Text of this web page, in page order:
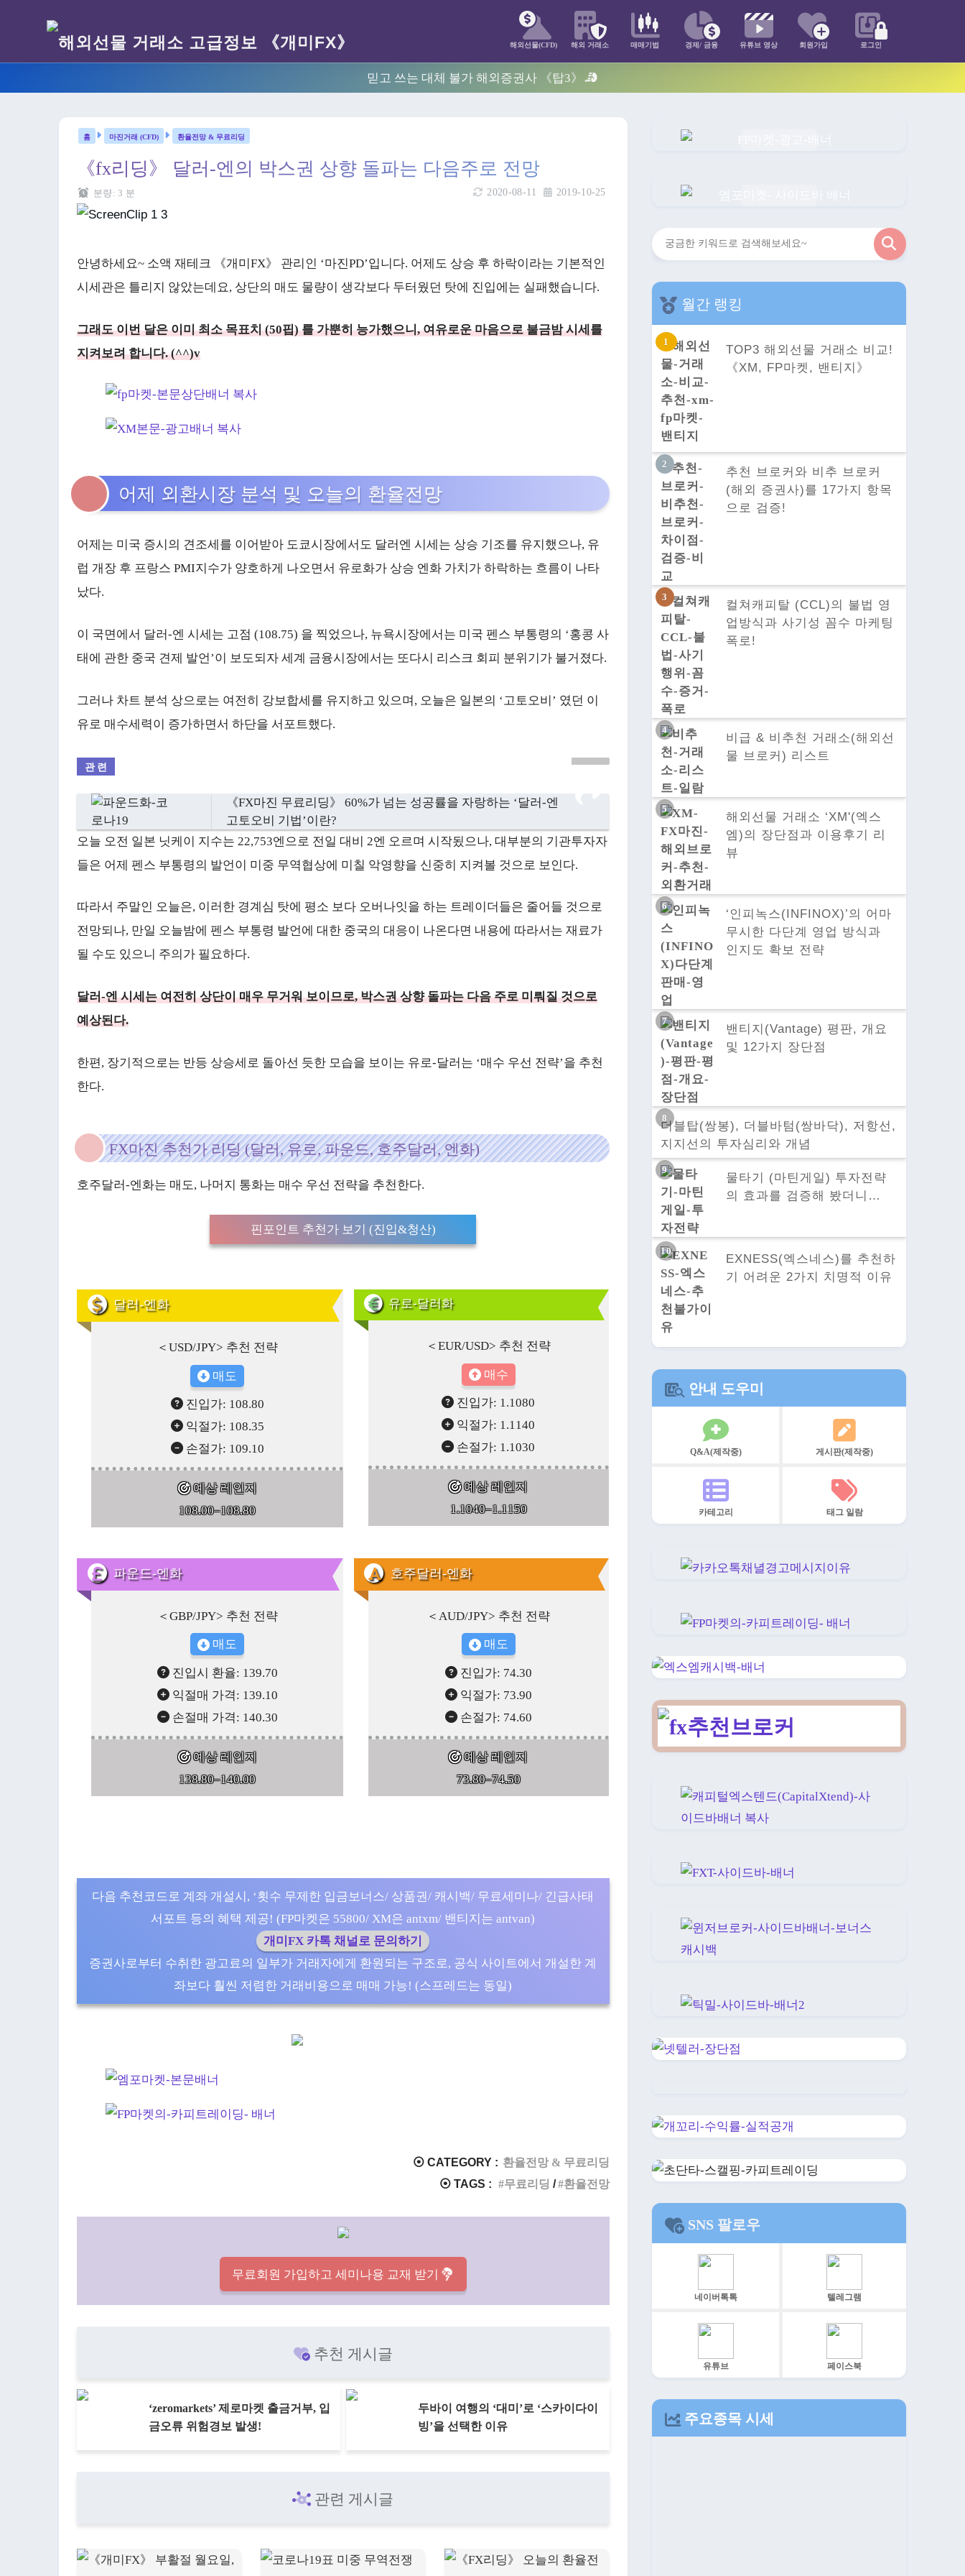
해외선물(CFD) 해외 거래소 매매기법 경제/ 금융 유튜브 영상 회원가입 로그인
믿고 쓰는 대체 불가 해외증권사 《탑3》
마진거래 (CFD) 환율전망 & 무료리딩
《fx리딩》 달러-엔의 박스권 상향 돌파는 다음주로 전망
2019-10-25
2020-08-11
분량: 3 분
안녕하세요~ 소액 재테크 《개미FX》 관리인 ‘마진PD’입니다. 어제도 상승 후 하락이라는 기본적인
시세관은 틀리지 않았는데요, 상단의 매도 물량이 생각보다 두터웠던 탓에 진입에는 실패했습니다.
그래도 이번 달은 이미 최소 목표치 (50핍) 를 가뿐히 능가했으니, 여유로운 마음으로 불금밤 시세를
지켜보려 합니다. (^^)v
어제 외환시장 분석 및 오늘의 환율전망
어제는 미국 증시의 견조세를 이어받아 도쿄시장에서도 달러엔 시세는 상승 기조를 유지했으나, 유
럽 개장 후 프랑스 PMI지수가 양호하게 나오면서 유로화가 상승 엔화 가치가 하락하는 흐름이 나타
났다.
이 국면에서 달러-엔 시세는 고점 (108.75) 을 찍었으나, 뉴욕시장에서는 미국 펜스 부통령의 ‘홍콩 사
태에 관한 중국 견제 발언’이 보도되자 세계 금융시장에서는 또다시 리스크 회피 분위기가 불거졌다.
그러나 차트 분석 상으로는 여전히 강보합세를 유지하고 있으며, 오늘은 일본의 ‘고토오비’ 였던 이
유로 매수세력이 증가하면서 하단을 서포트했다.
《FX마진 무료리딩》 60%가 넘는 성공률을 자랑하는 ‘달러-엔
고토오비 기법’이란?
오늘 오전 일본 닛케이 지수는 22,753엔으로 전일 대비 2엔 오르며 시작됬으나, 대부분의 기관투자자
들은 어제 펜스 부통령의 발언이 미중 무역협상에 미칠 악영향을 신중히 지켜볼 것으로 보인다.
따라서 주말인 오늘은, 이러한 경계심 탓에 평소 보다 오버나잇을 하는 트레이더들은 줄어들 것으로
전망되나, 만일 오늘밤에 펜스 부통령 발언에 대한 중국의 대응이 나온다면 내용에 따라서는 재료가
될 수도 있으니 주의가 필요하다.
달러-엔 시세는 여전히 상단이 매우 무거워 보이므로, 박스권 상향 돌파는 다음 주로 미뤄질 것으로
예상된다.
한편, 장기적으로는 반등 상승세로 돌아선 듯한 모습을 보이는 유로-달러는 ‘매수 우선 전략’을 추천
한다.
FX마진 추천가 리딩 (달러, 유로, 파운드, 호주달러, 엔화)
호주달러-엔화는 매도, 나머지 통화는 매수 우선 전략을 추천한다.
핀포인트 추천가 보기 (진입&청산)
달러-엔화
＜USD/JPY> 추천 전략
매도
진입가: 108.80
익절가: 108.35
손절가: 109.10
예상 레인지
108.00–108.80
유로-달러화
＜EUR/USD> 추천 전략
매수
진입가: 1.1080
익절가: 1.1140
손절가: 1.1030
예상 레인지
1.1040–1.1150
파운드-엔화
＜GBP/JPY> 추천 전략
매도
진입시 환율: 139.70
익절매 가격: 139.10
손절매 가격: 140.30
예상 레인지
138.80–140.00
호주달러-엔화
＜AUD/JPY> 추천 전략
매도
진입가: 74.30
익절가: 73.90
손절가: 74.60
예상 레인지
73.80–74.50
다음 추천코드로 계좌 개설시, ‘횟수 무제한 입금보너스/ 상품권/ 캐시백/ 무료세미나/ 긴급사태
서포트 등의 혜택 제공! (FP마켓은 55800/ XM은 antxm/ 밴티지는 antvan)
개미FX 카톡 채널로 문의하기
증권사로부터 수취한 광고료의 일부가 거래자에게 환원되는 구조로, 공식 사이트에서 개설한 계
좌보다 훨씬 저렴한 거래비용으로 매매 가능! (스프레드는 동일)
⦿ CATEGORY : 환율전망 & 무료리딩
⦿ TAGS :
무료리딩 환율전망
무료회원 가입하고 세미나용 교재 받기
추천 게시글
‘zeromarkets’ 제로마켓 출금거부, 입
금오류 위험경보 발생!
두바이 여행의 ‘대미’로 ‘스카이다이
빙’을 선택한 이유
관련 게시글
검
월간 랭킹
TOP3 해외선물 거래소 비교!
《XM, FP마켓, 밴티지》
추천 브로커와 비추 브로커
(해외 증권사)를 17가지 항목
으로 검증!
컬쳐캐피탈 (CCL)의 불법 영
업방식과 사기성 꼼수 마케팅
폭로!
비급 & 비추천 거래소(해외선
물 브로커) 리스트
해외선물 거래소 ‘XM'(엑스
엠)의 장단점과 이용후기 리
뷰
‘인피녹스(INFINOX)’의 어마
무시한 다단계 영업 방식과
인지도 확보 전략
밴티지(Vantage) 평판, 개요
및 12가지 장단점
더블탑(쌍봉), 더블바텀(쌍바닥), 저항선,
지지선의 투자심리와 개념
물타기 (마틴게일) 투자전략
의 효과를 검증해 봤더니…
EXNESS(엑스네스)를 추천하
기 어려운 2가지 치명적 이유
안내 도우미
Q&A(제작중) 게시판(제작중)
카테고리 태그 일람
SNS 팔로우
네이버톡톡 텔레그램
유튜브 페이스북
주요종목 시세